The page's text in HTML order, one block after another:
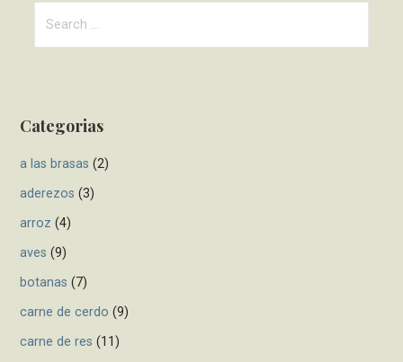
h
o
r
Categorias
a las brasas (2)
aderezos (3)
arroz (4)
aves (9)
botanas (7)
carne de cerdo (9)
carne de res (11)